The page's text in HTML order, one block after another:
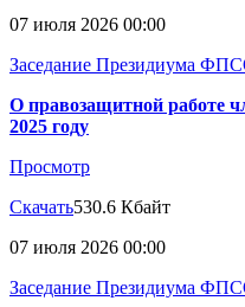
07 июля 2026 00:00
Заседание Президиума
О правозащитной работе
2025 году
Просмотр
Скачать530.6 Кбайт
07 июля 2026 00:00
Заседание Президиума